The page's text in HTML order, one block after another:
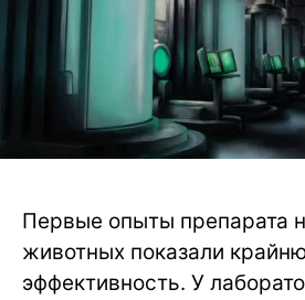
Первые опыты препарата
животных показали
эффективность. У